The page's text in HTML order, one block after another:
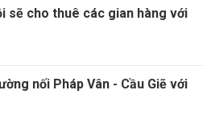
sẽ cho thuê các gian hàng với
nối Pháp Vân - Cầu Giẽ với